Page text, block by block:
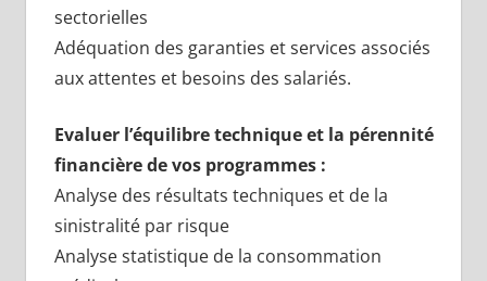
sectorielles
Adéquation des garanties et services associés
aux attentes et besoins des salariés.
Evaluer l’équilibre technique et la pérennité
financière de vos programmes :
Analyse des résultats techniques et de la
sinistralité par risque
Analyse statistique de la consommation